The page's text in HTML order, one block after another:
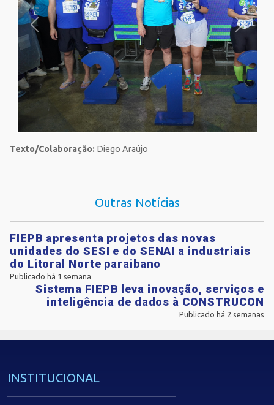
Texto/Colaboração: Diego Araújo
Outras Notícias
FIEPB apresenta projetos das novas
unidades do SESI e do SENAI a industriais
do Litoral Norte paraibano
Publicado há 1 semana
Sistema FIEPB leva inovação, serviços e
inteligência de dados à CONSTRUCON
Publicado há 2 semanas
INSTITUCIONAL